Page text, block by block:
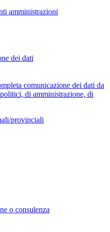
amministrazioni
dei dati
comunicazione dei dati da
di amministrazione, di
provinciali
o consulenza